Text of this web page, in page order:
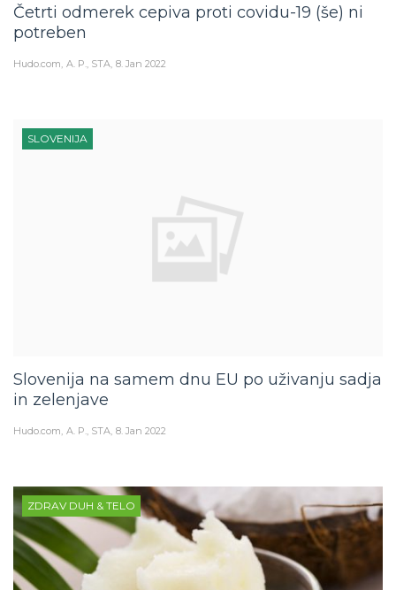
Četrti odmerek cepiva proti covidu-19 (še) ni
potreben
Hudo.com A. P., STA 8. Jan 2022
SLOVENIJA
Slovenija na samem dnu EU po uživanju sadja
in zelenjave
Hudo.com A. P., STA 8. Jan 2022
ZDRAV DUH & TELO